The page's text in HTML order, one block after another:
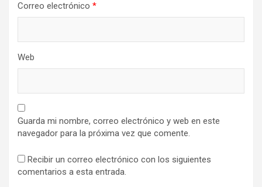
Correo electrónico *
Web
Guarda mi nombre, correo electrónico y web en este
navegador para la próxima vez que comente.
Recibir un correo electrónico con los siguientes
comentarios a esta entrada.